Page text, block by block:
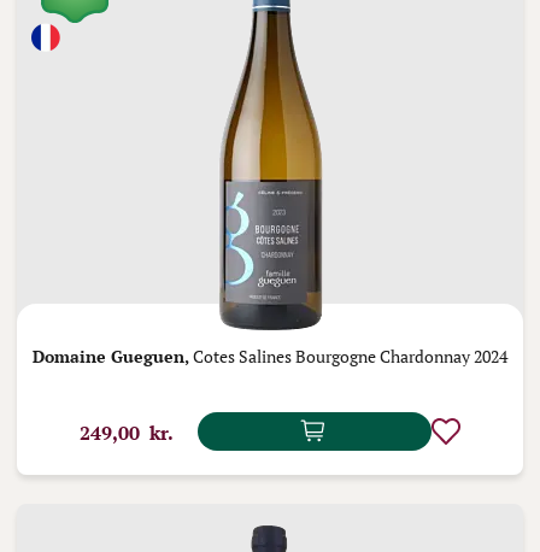
Domaine Gueguen, Cotes Salines Bourgogne Chardonnay 2024
249,00 kr.